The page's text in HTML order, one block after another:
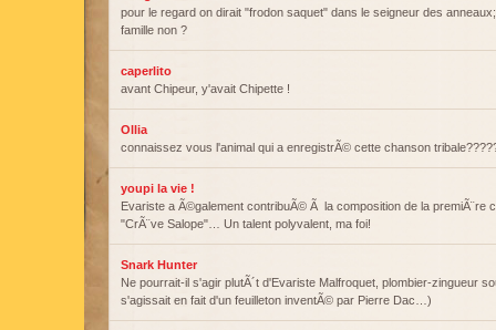
pour le regard on dirait "frodon saquet" dans le seigneur des
famille non ?
caperlito
avant Chipeur, y'avait Chipette !
Ollia
connaissez vous l'animal qui a enregistrÃ© cette chanson
youpi la vie !
Evariste a Ã©galement contribuÃ© Ã la composition de la premiÃ¨re
"CrÃ¨ve Salope"… Un talent polyvalent, ma foi!
Snark Hunter
Ne pourrait-il s'agir plutÃ´t d'Evariste Malfroquet, plombier-zingueur
s'agissait en fait d'un feuilleton inventÃ© par Pierre Dac…)